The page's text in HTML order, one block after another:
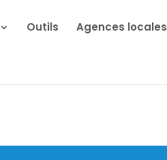
Outils Agences locales